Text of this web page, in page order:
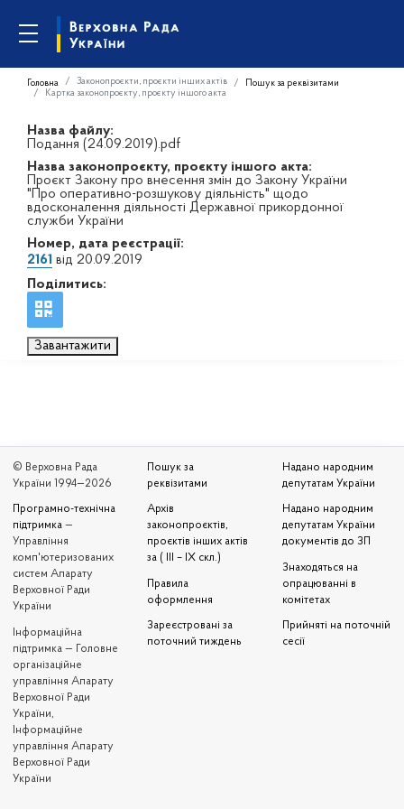
Головна Законопроєкти, проєкти інших актів
Пошук за реквізитами
Картка законопроєкту, проєкту іншого акта
Назва файлу:
Подання (24.09.2019).pdf
Назва законопроєкту, проєкту іншого акта:
Проєкт Закону про внесення змін до Закону України
"Про оперативно-розшукову діяльність" щодо
вдосконалення діяльності Державної прикордонної
служби України
Номер, дата реєстрації:
2161 від 20.09.2019
Поділитись:
Завантажити
© Верховна Рада
України 1994—2026
Програмно-технічна
підтримка —
Управління
комп'ютеризованих
систем Апарату
Верховної Ради
України
Iнформаційна
підтримка — Головне
організаційне
управління Апарату
Верховної Ради
України,
Інформаційне
управління Апарату
Верховної Ради
України
Пошук за
реквізитами
Архів
законопроєктів,
проєктів інших актів
за ( III – IX скл.)
Правила
оформлення
Зареєстровані за
поточний тиждень
Надано народним
депутатам України
Надано народним
депутатам України
документів до ЗП
Знаходяться на
опрацюванні в
комітетах
Прийняті на поточній
сесії